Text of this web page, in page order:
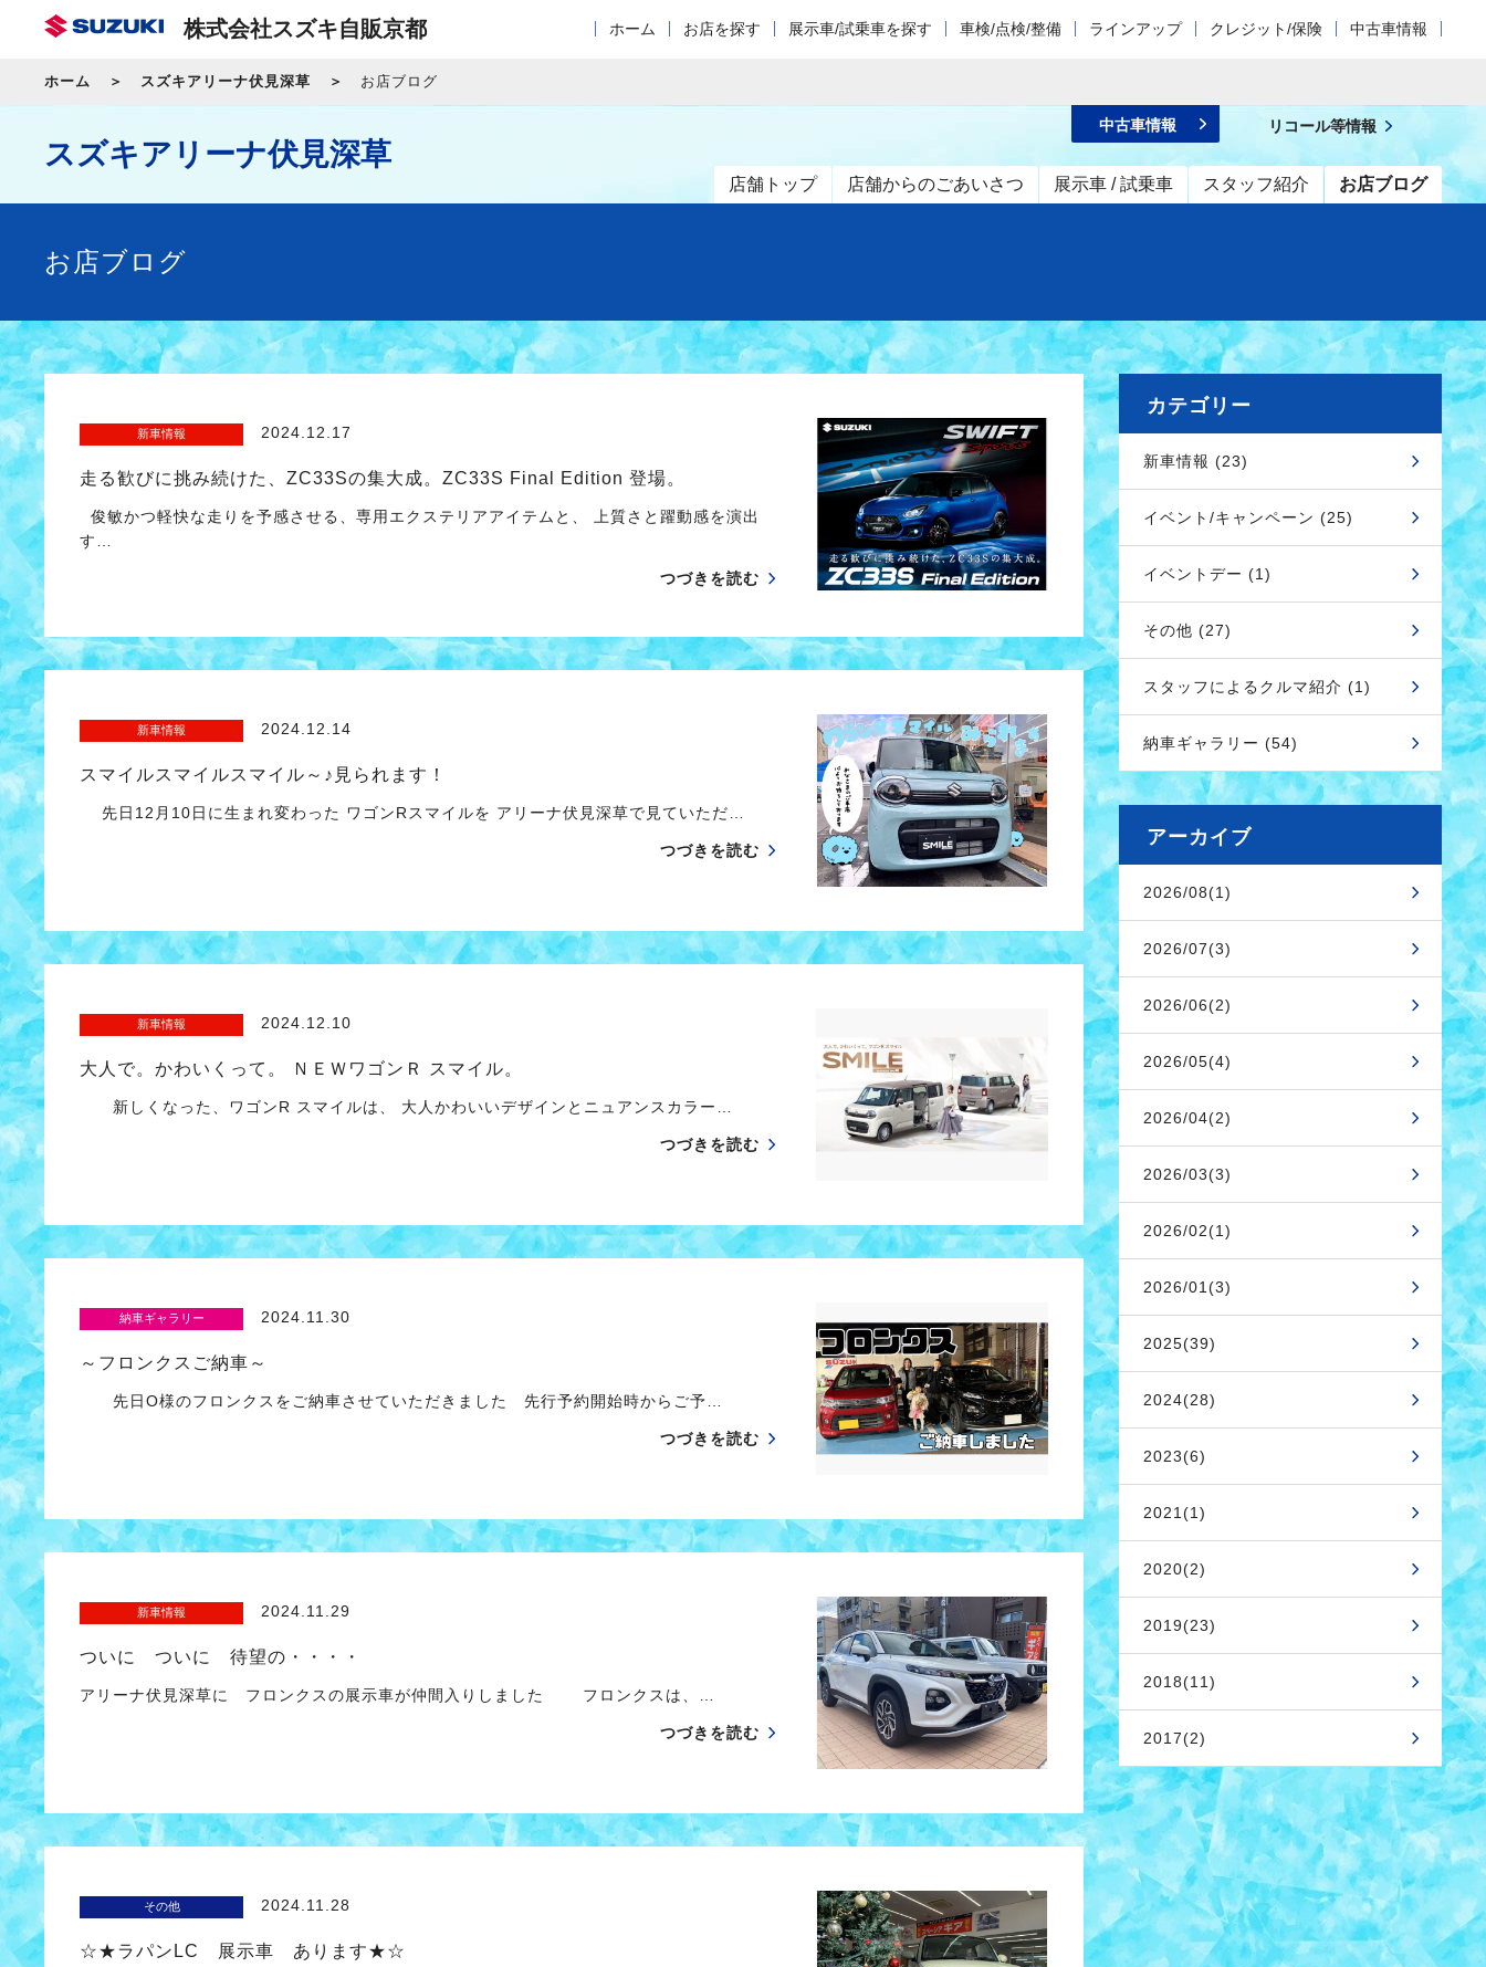
株式会社スズキ自販京都 ホーム お店を探す 展示車/試乗車を探す 車検/点検/整備 ラインアップ クレジット/保険 中古車情報
ホーム スズキアリーナ伏見深草 お店ブログ
スズキアリーナ伏見深草
店舗トップ 店舗からのごあいさつ 展示車 / 試乗車 スタッフ紹介 お店ブログ
中古車情報 リコール等情報
お店ブログ
新車情報 2024.12.17
走る歓びに挑み続けた、ZC33Sの集大成。ZC33S Final Edition 登場。
俊敏かつ軽快な走りを予感させる、専用エクステリアアイテムと、 上質さと躍動感を演出
す…
つづきを読む
新車情報 2024.12.14
スマイルスマイルスマイル～♪見られます！
先日12月10日に生まれ変わった ワゴンRスマイルを アリーナ伏見深草で見ていただ…
つづきを読む
新車情報 2024.12.10
大人で。かわいくって。 ＮＥＷワゴンＲ スマイル。
新しくなった、ワゴンR スマイルは、 大人かわいいデザインとニュアンスカラー…
つづきを読む
納車ギャラリー 2024.11.30
～フロンクスご納車～
先日O様のフロンクスをご納車させていただきました 先行予約開始時からご予…
つづきを読む
新車情報 2024.11.29
ついに ついに 待望の・・・・
アリーナ伏見深草に フロンクスの展示車が仲間入りしました フロンクスは、…
つづきを読む
その他 2024.11.28
☆★ラパンLC 展示車 あります★☆
カテゴリー
新車情報 (23)
イベント/キャンペーン (25)
イベントデー (1)
その他 (27)
スタッフによるクルマ紹介 (1)
納車ギャラリー (54)
アーカイブ
2026/08(1)
2026/07(3)
2026/06(2)
2026/05(4)
2026/04(2)
2026/03(3)
2026/02(1)
2026/01(3)
2025(39)
2024(28)
2023(6)
2021(1)
2020(2)
2019(23)
2018(11)
2017(2)